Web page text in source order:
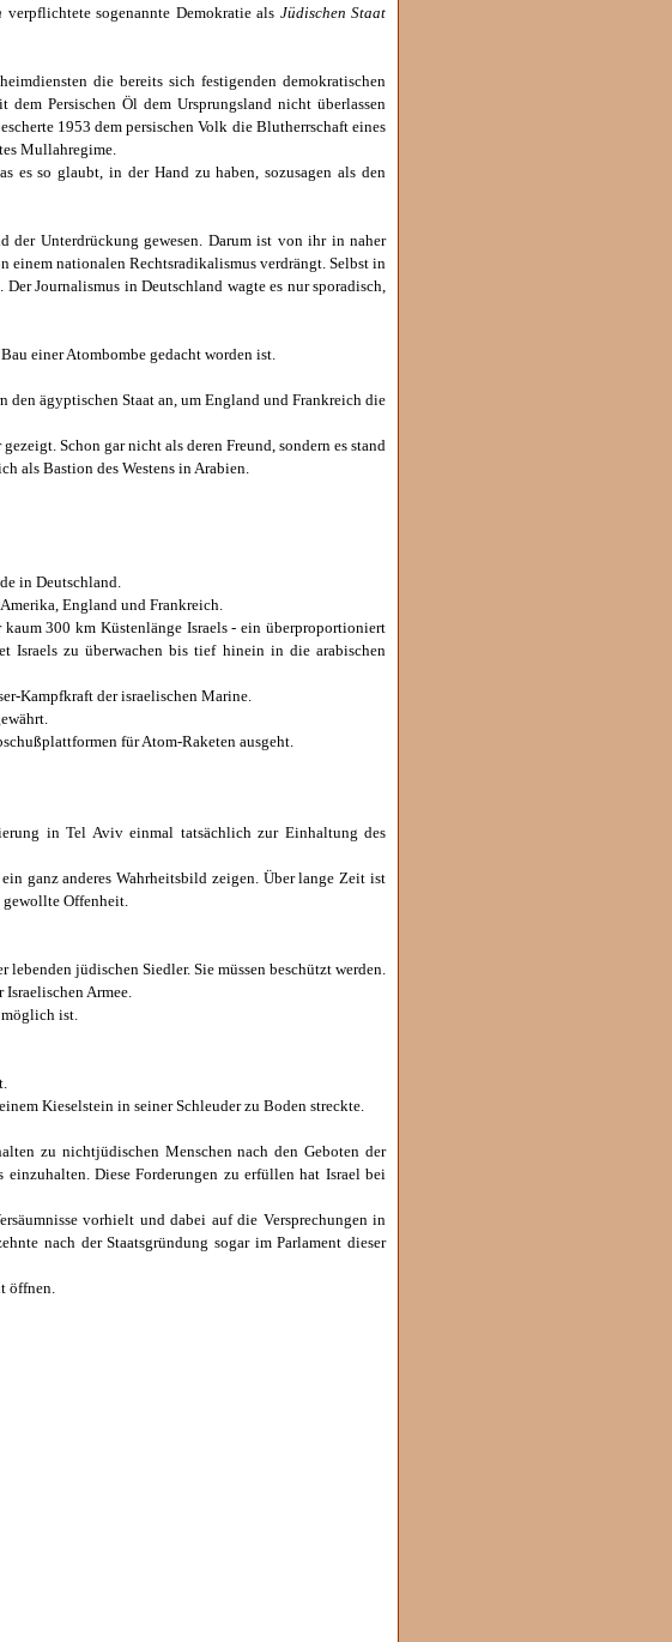
verpflichtete sogenannte Demokratie als Jüdischen Staat
die bereits sich festigenden demokratischen
Persischen Öl dem Ursprungsland nicht überlassen
1953 dem persischen Volk die Blutherrschaft eines
Mullahregime.
es so glaubt, in der Hand zu haben, sozusagen als den
der Unterdrückung gewesen. Darum ist von ihr in naher
einem nationalen Rechtsradikalismus verdrängt. Selbst in
Journalismus in Deutschland wagte es nur sporadisch,
einer Atombombe gedacht worden ist.
ägyptischen Staat an, um England und Frankreich die
Schon gar nicht als deren Freund, sondern es stand
als Bastion des Westens in Arabien.
in Deutschland.
England und Frankreich.
300 km Küstenlänge Israels - ein überproportioniert
Israels zu überwachen bis tief hinein in die arabischen
Kampfkraft der israelischen Marine.
für Atom-Raketen ausgeht.
in Tel Aviv einmal tatsächlich zur Einhaltung des
ganz anderes Wahrheitsbild zeigen. Über lange Zeit ist
gewollte Offenheit.
jüdischen Siedler. Sie müssen beschützt werden.
Armee.
möglich ist.
Kieselstein in seiner Schleuder zu Boden streckte.
zu nichtjüdischen Menschen nach den Geboten der
einzuhalten. Diese Forderungen zu erfüllen hat Israel bei
vorhielt und dabei auf die Versprechungen in
nach der Staatsgründung sogar im Parlament dieser
öffnen.